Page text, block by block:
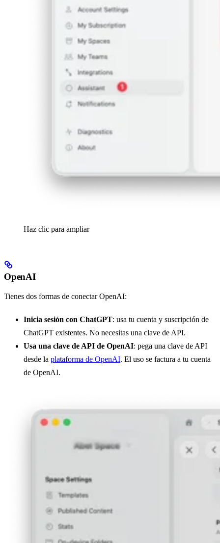
Haz clic para ampliar
OpenAI
Tienes dos formas de conectar OpenAI:
Inicia sesión con ChatGPT: usa tu cuenta y suscripción de
ChatGPT existentes. No necesitas una clave de API.
Usa una clave de API de OpenAI: pega una clave de API
desde la plataforma de OpenAI. El uso se factura a tu cuenta
de OpenAI.